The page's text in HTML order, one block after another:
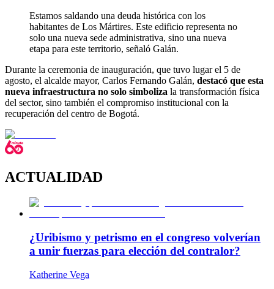
Estamos saldando una deuda histórica con los
habitantes de Los Mártires. Este edificio representa no
solo una nueva sede administrativa, sino una nueva
etapa para este territorio, señaló Galán.
Durante la ceremonia de inauguración, que tuvo lugar el 5 de
agosto, el alcalde mayor, Carlos Fernando Galán, destacó que esta
nueva infraestructura no solo simboliza la transformación física
del sector, sino también el compromiso institucional con la
recuperación del centro de Bogotá.
ACTUALIDAD
¿Uribismo y petrismo en el congreso volverían
a unir fuerzas para elección del contralor?
Katherine Vega